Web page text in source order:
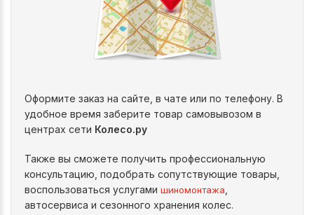
Оформите заказ на сайте, в чате или по телефону. В
удобное время заберите товар самовывозом в
центрах сети Колесо.ру
Также вы сможете получить профессиональную
консультацию, подобрать сопутствующие товары,
воспользоваться услугами шиномонтажа
автосервиса и сезонного хранения колес.